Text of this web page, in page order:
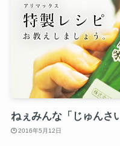
ねぇみんな「じゅんさ
2016年5月12日